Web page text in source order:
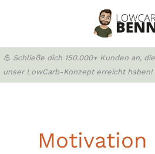
💪 Schließe dich 150.000+ Kunden an,
unser LowCarb-Konzept erreicht haben!
Motivation